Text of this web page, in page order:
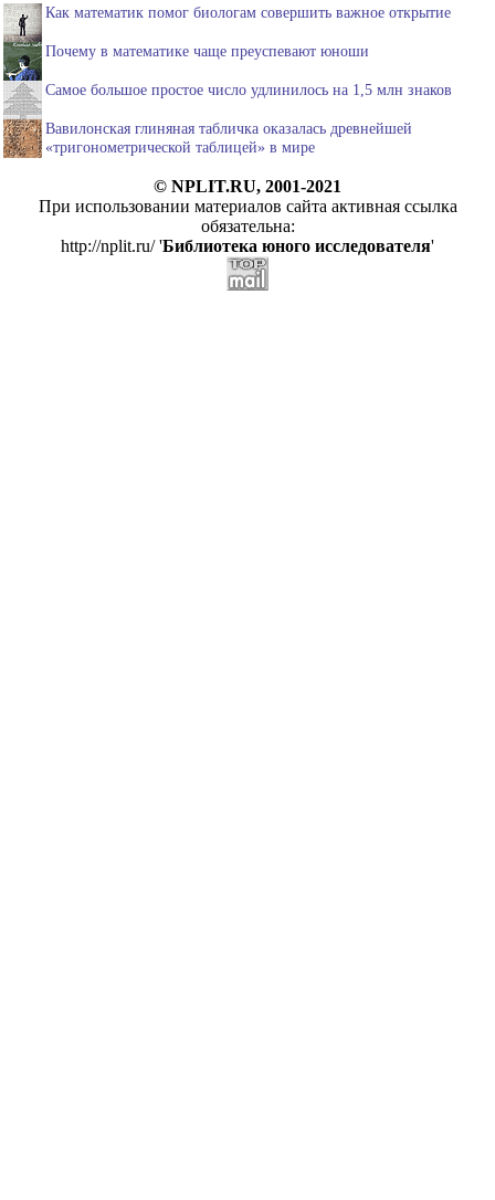
Как математик помог биологам совершить важное открытие
Почему в математике чаще преуспевают юноши
Самое большое простое число удлинилось на 1,5 млн знаков
Вавилонская глиняная табличка оказалась древнейшей
«тригонометрической таблицей» в мире
© NPLIT.RU, 2001-2021
При использовании материалов сайта активная ссылка
обязательна:
http://nplit.ru/ 'Библиотека юного исследователя'